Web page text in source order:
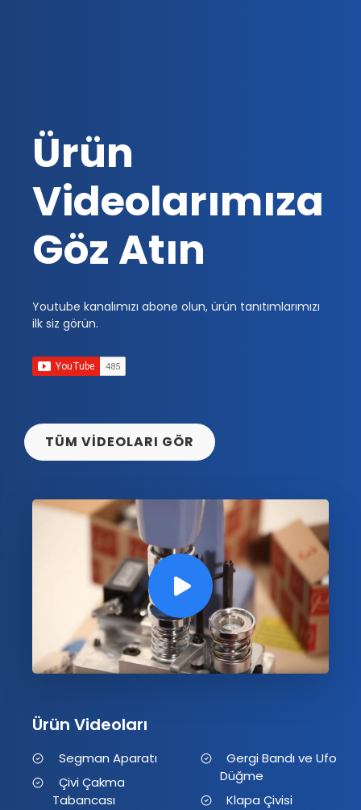
Ürün
Videolarımıza
Göz Atın
Youtube kanalımızı abone olun, ürün tanıtımlarımızı
ilk siz görün.
TÜM VİDEOLARI GÖR
Ürün Videoları
Segman Aparatı
Çivi Çakma
Tabancası
Gergi Bandı ve Ufo
Düğme
Klapa Çivisi